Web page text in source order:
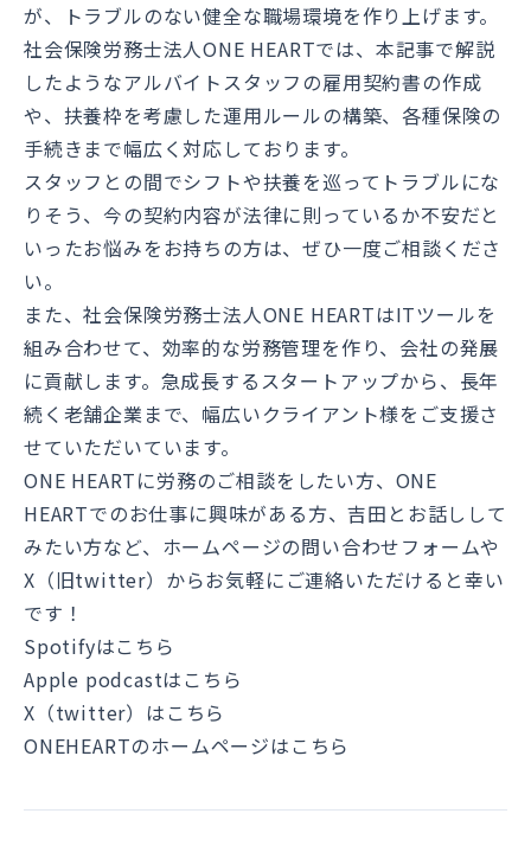
が、トラブルのない健全な職場環境を作り上げます。
社会保険労務士法人ONE HEARTでは、本記事で解説
したようなアルバイトスタッフの雇用契約書の作成
や、扶養枠を考慮した運用ルールの構築、各種保険の
手続きまで幅広く対応しております。
スタッフとの間でシフトや扶養を巡ってトラブルにな
りそう、今の契約内容が法律に則っているか不安だと
いったお悩みをお持ちの方は、ぜひ一度ご相談くださ
い。
また、社会保険労務士法人ONE HEARTはITツールを
組み合わせて、効率的な労務管理を作り、会社の発展
に貢献します。急成長するスタートアップから、長年
続く老舗企業まで、幅広いクライアント様をご支援さ
せていただいています。
ONE HEARTに労務のご相談をしたい方、ONE
HEARTでのお仕事に興味がある方、吉田とお話しして
みたい方など、ホームページの問い合わせフォームや
X（旧twitter）からお気軽にご連絡いただけると幸い
です！
Spotifyはこちら
Apple podcastはこちら
X（twitter）はこちら
ONEHEARTのホームページはこちら